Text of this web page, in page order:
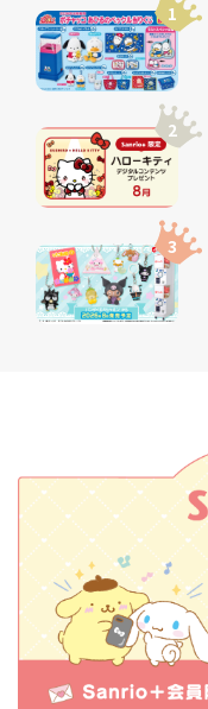
1
2
3